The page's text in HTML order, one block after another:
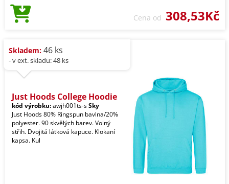
Cena od 308,53Kč
Skladem: 46 ks
- v ext. skladu: 48 ks
Just Hoods College Hoodie
kód výrobku:awjh001ts-sSky
Just Hoods 80% Ringspun bavlna/20%
polyester. 90 skvělých barev. Volný
střih. Dvojitá látková kapuce. Klokaní
kapsa. Kul